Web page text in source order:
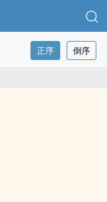
正序 倒序